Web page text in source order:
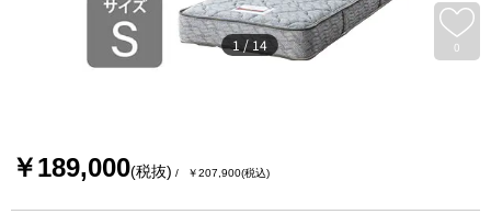
0
1 / 14
￥189,000(税抜) ￥207,900(税込)